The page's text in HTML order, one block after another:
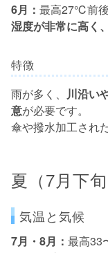
6月： 最高27℃前
湿度が非常に高く
特徴
雨が多く、 川沿い
意が必要です。
傘や撥水加工され
夏（7月下
気温と気候
7月・8月： 最高